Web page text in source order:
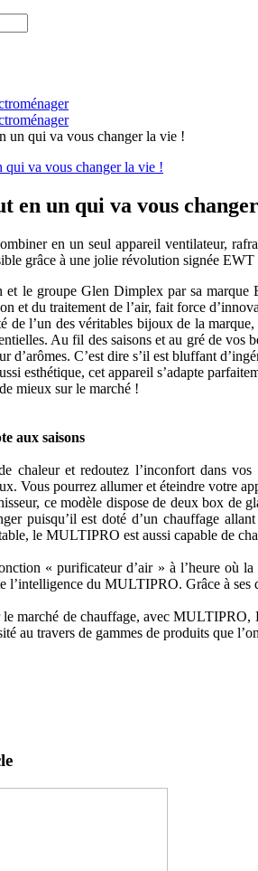
un qui va vous changer la vie !
en un qui va vous
en un seul appareil ventilateur,
grâce à une jolie révolution signée
le groupe Glen Dimplex par sa marque
et du traitement de l’air, fait force
de l’un des véritables bijoux de la
Au fil des saisons et au gré de
d’arômes. C’est dire s’il est bluffant
esthétique, cet appareil s’adapte
mieux sur le marché !
aux saisons
chaleur et redoutez l’inconfort dans
Vous pourrez allumer et éteindre votre
ce modèle dispose de deux box de
puisqu’il est doté d’un chauffage
le MULTIPRO est aussi capable de
« purificateur d’air » à l’heure où
l’intelligence du MULTIPRO. Grâce à ses
le marché de chauffage, avec
au travers de gammes de produits que